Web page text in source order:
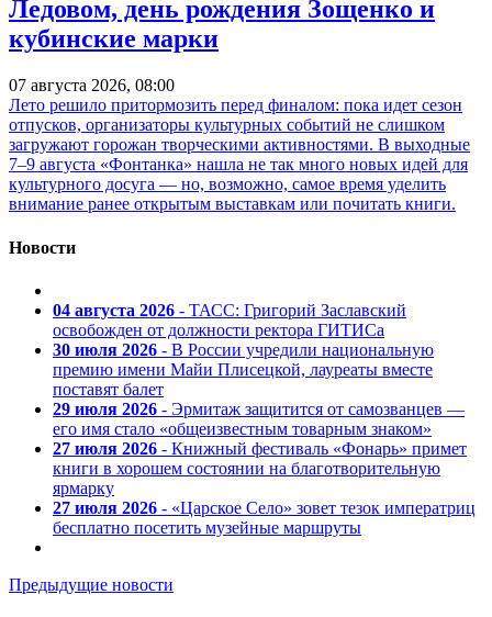
Ледовом, день рождения Зощенко и
кубинские марки
07 августа 2026, 08:00
Лето решило притормозить перед финалом: пока идет сезон
отпусков, организаторы культурных событий не слишком
загружают горожан творческими активностями. В выходные
7–9 августа «Фонтанка» нашла не так много новых идей для
культурного досуга — но, возможно, самое время уделить
внимание ранее открытым выставкам или почитать книги.
Новости
04 августа 2026 - ТАСС: Григорий Заславский
освобожден от должности ректора ГИТИСа
30 июля 2026 - В России учредили национальную
премию имени Майи Плисецкой, лауреаты вместе
поставят балет
29 июля 2026 - Эрмитаж защитится от самозванцев —
его имя стало «общеизвестным товарным знаком»
27 июля 2026 - Книжный фестиваль «Фонарь» примет
книги в хорошем состоянии на благотворительную
ярмарку
27 июля 2026 - «Царское Село» зовет тезок императриц
бесплатно посетить музейные маршруты
Предыдущие новости